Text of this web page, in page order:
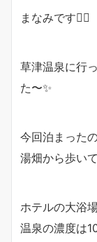
まなみです🙆‍♀️
草津温泉に行
た〜✨
今回泊まった
湯畑から歩い
ホテルの大浴
温泉の濃度は